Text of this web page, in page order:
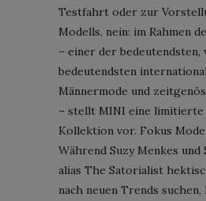
Testfahrt oder zur
Modells, nein: im Rahmen
– einer der bedeutendsten,
bedeutendsten
Männermode und
– stellt MINI eine
Kollektion vor. Fokus
Während Suzy Menkes und
alias The Satorialist
nach neuen Trends